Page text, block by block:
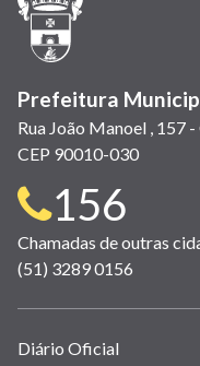
Prefeitura
Rua João Manoel , 157
CEP 90010-030
Telefone
para
contato:
156
Chamadas de outras
(51) 3289 0156
Links
Diário Oficial